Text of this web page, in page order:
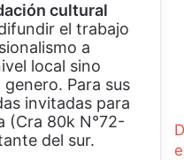
cultural
el trabajo
a
local sino
Para sus
invitadas para
(Cra 80k N°72-
del sur.